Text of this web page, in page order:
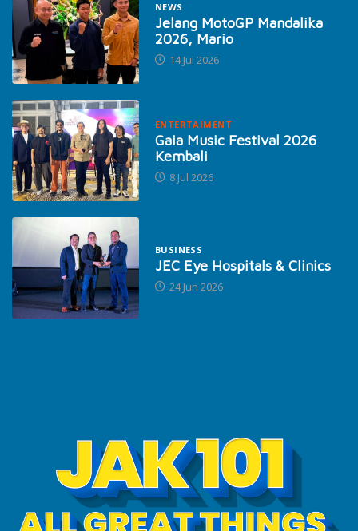
NEWS
Jelang MotoGP Mandalika
2026, Mario
14 Jul 2026
ENTERTAIMENT
Gaia Music Festival 2026
Kembali
8 Jul 2026
BUSINESS
JEC Eye Hospitals & Clinics
24 Jun 2026